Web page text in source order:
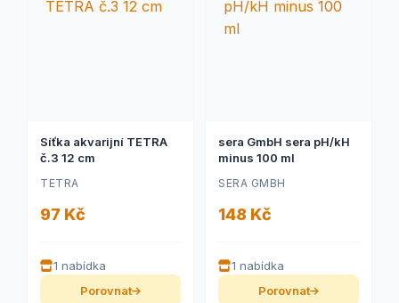
Síťka akvarijní TETRA
č.3 12 cm
TETRA
97 Kč
1 nabídka
Porovnat
sera GmbH sera pH/kH
minus 100 ml
SERA GMBH
148 Kč
1 nabídka
Porovnat